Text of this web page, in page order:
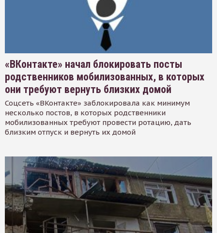
«ВКонтакте» начал блокировать посты
родственников мобилизованных, в которых
они требуют вернуть близких домой
Соцсеть «ВКонтакте» заблокировала как минимум
несколько постов, в которых родственники
мобилизованных требуют провести ротацию, дать
близким отпуск и вернуть их домой